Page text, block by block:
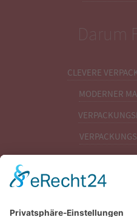
Darum
CLEVERE
MODERNER